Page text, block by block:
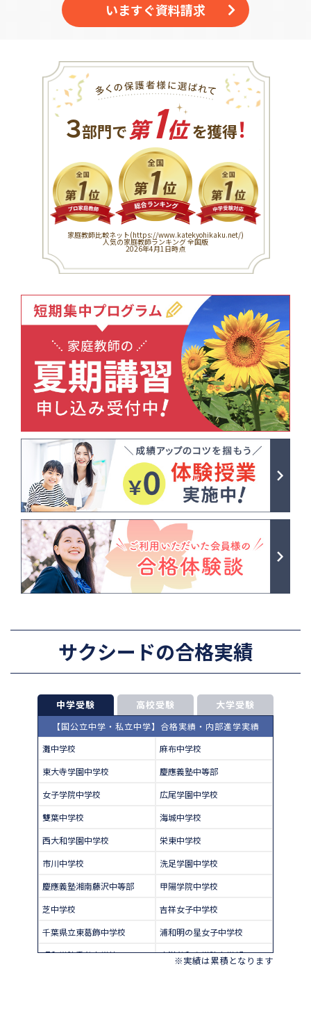
いますぐ資料請求
３部門で 第1位を獲得！
家庭教師比較ネット(https://www.katekyohikaku.net/)
人気の家庭教師ランキング 全国版
2026年4月1日時点
サクシードの合格実績
中学受験 高校受験 大学受験
【国公立中学・私立中学】合格実績・内部進学実績
灘中学校
麻布中学校
東大寺学園中学校
慶應義塾中等部
女子学院中学校
広尾学園中学校
雙葉中学校
海城中学校
西大和学園中学校
栄東中学校
市川中学校
洗足学園中学校
慶應義塾湘南藤沢中等部
甲陽学院中学校
芝中学校
吉祥女子中学校
千葉県立東葛飾中学校
浦和明の星女子中学校
昭和学院秀英中学校
東洋英和女学院中学部
※実績は累積となります